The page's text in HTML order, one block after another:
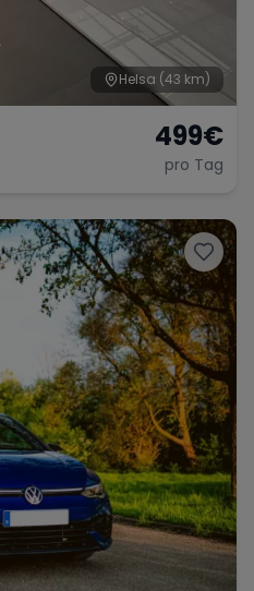
Helsa (43 km)
499€
pro Tag